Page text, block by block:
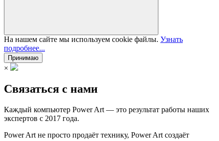
На нашем сайте мы используем cookie файлы. Узнать
подробнее...
Принимаю
×
Связаться с нами
Каждый компьютер Power Art — это результат работы наших
экспертов с 2017 года.
Power Art не просто продаёт технику, Power Art создаёт